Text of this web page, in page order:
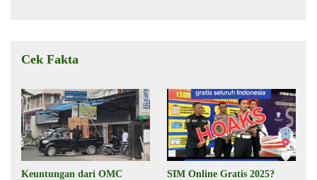
Cek Fakta
Keuntungan dari OMC
SIM Online Gratis 2025?